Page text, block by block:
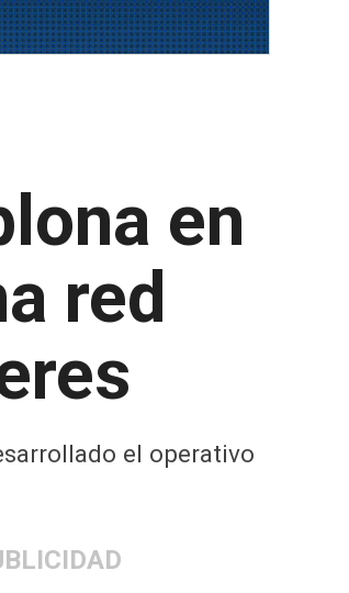
en
red
el operativo